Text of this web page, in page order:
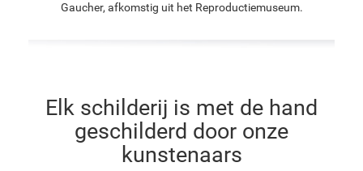
Gaucher, afkomstig uit het Reproductiemuseum.
Elk schilderij is met de hand
geschilderd door onze
kunstenaars